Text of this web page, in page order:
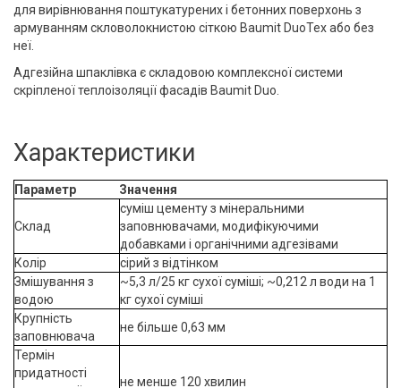
для вирівнювання поштукатурених і бетонних поверхонь з
армуванням скловолокнистою сіткою Baumit DuoTex або без
неї.
Адгезійна шпаклівка є складовою комплексної системи
скріпленої теплоізоляції фасадів Baumit Duo.
Характеристики
Параметр Значення
Склад
суміш цементу з мінеральними
заповнювачами, модифікуючими
добавками і органічними адгезівами
Колір
сірий з відтінком
Змішування з
водою
~5,3 л/25 кг сухої суміші; ~0,212 л води на 1
кг сухої суміші
Крупність
заповнювача
не більше 0,63 мм
Термін
придатності
не менше 120 хвилин